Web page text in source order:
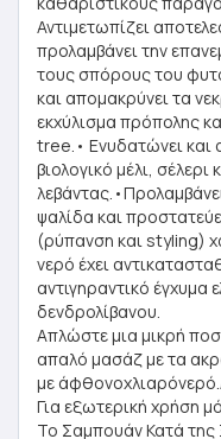
Αντιμετωπίζει
προλαμβάνει την
τους σπόρους του
και απομακρύνει τα
εκχύλισμα πρόπολης
tree.• Ενυδατώνει και
βιολογικό μέλι, σέλερι
ψαλίδα και
(ρύπανση και styling)
νερό έχει
αντιγηραντικό έγχυμα
δενδρολίβανου.
Aπλώστε μια μικρή
απαλό μασάζ με τα
με
Για εξωτερική χρήση
To Σαμπουάν Κατά της